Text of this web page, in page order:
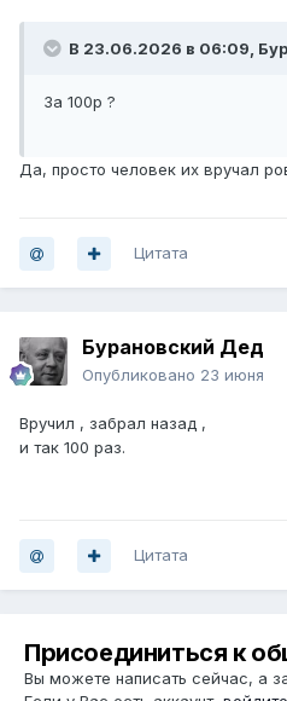
В 23.06.2026 в 06:09,
За 100р ?
Да, просто человек их вручал
Цитата
Бурановский Дед
Опубликовано 23 июня
Вручил , забрал назад ,
и так 100 раз.
Цитата
Присоединиться к
Вы можете написать сейчас, а